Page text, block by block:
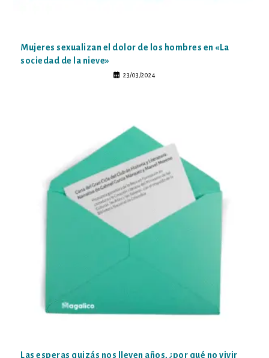
Mujeres sexualizan el dolor de los hombres en «La
sociedad de la nieve»
23/03/2024
Las esperas quizás nos lleven años, ¿por qué no vivir